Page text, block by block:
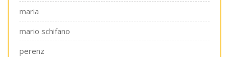
maria
mario schifano
perenz